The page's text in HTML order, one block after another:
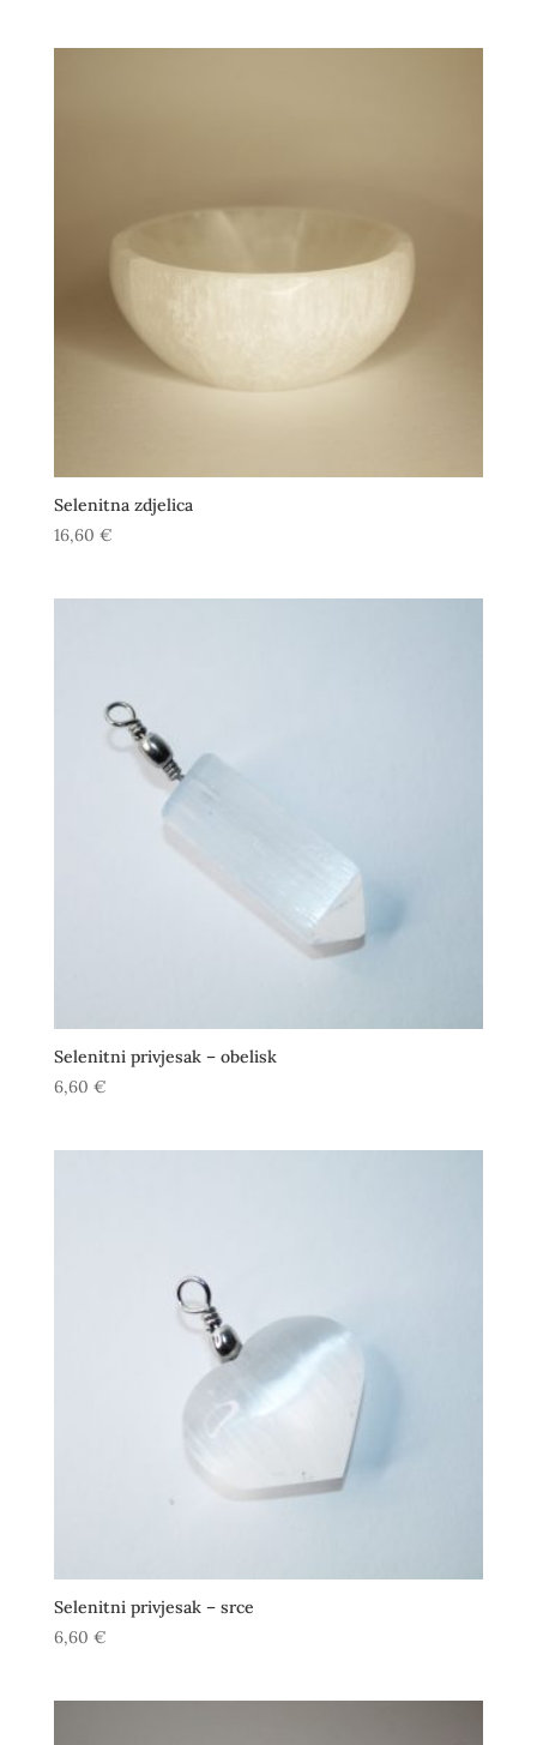
Selenitna zdjelica
16,60 €
Selenitni privjesak – obelisk
6,60 €
Selenitni privjesak – srce
6,60 €